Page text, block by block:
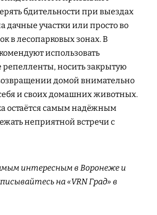
бдительности при выездах
дачные участки или просто во
в лесопарковых зонах. В
использовать
носить закрытую
домой внимательно
и своих домашних животных.
остаётся самым надёжным
неприятной встречи с
интересным в Воронеже и
на «VRN Град» в